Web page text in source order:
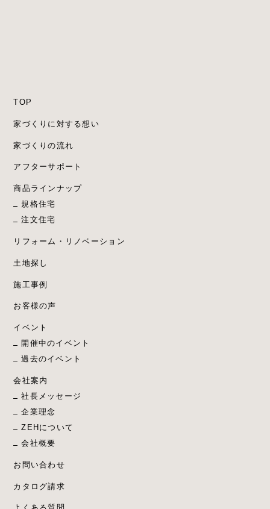
TOP
家づくりに対する想い
家づくりの流れ
アフターサポート
商品ラインナップ
規格住宅
注文住宅
リフォーム・リノベーション
土地探し
施工事例
お客様の声
イベント
開催中のイベント
過去のイベント
会社案内
社長メッセージ
企業理念
ZEHについて
会社概要
お問い合わせ
カタログ請求